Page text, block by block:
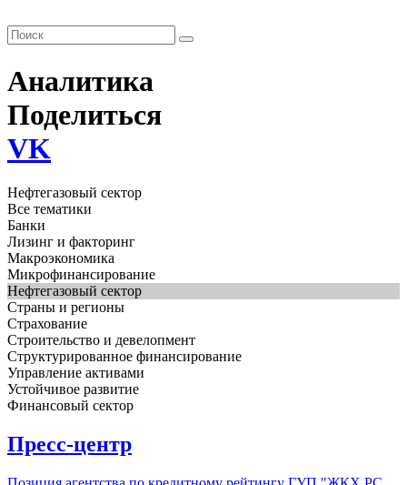
Аналитика
Поделиться
VK
Нефтегазовый сектор
Все тематики
Банки
Лизинг и факторинг
Макроэкономика
Микрофинансирование
Нефтегазовый сектор
Страны и регионы
Страхование
Строительство и девелопмент
Структурированное финансирование
Управление активами
Устойчивое развитие
Финансовый сектор
Пресс-центр